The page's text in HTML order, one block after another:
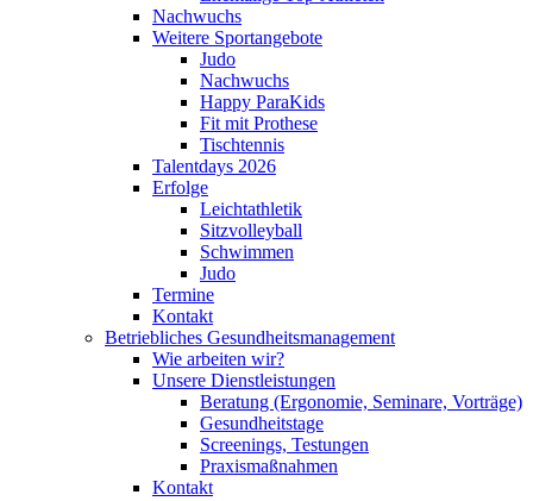
Nachwuchs
Weitere Sportangebote
Judo
Nachwuchs
Happy ParaKids
Fit mit Prothese
Tischtennis
Talentdays 2026
Erfolge
Leichtathletik
Sitzvolleyball
Schwimmen
Judo
Termine
Kontakt
Betriebliches Gesundheits­management
Wie arbeiten wir?
Unsere Dienstleistungen
Beratung (Ergonomie, Seminare, Vorträge)
Gesundheitstage
Screenings, Testungen
Praxismaßnahmen
Kontakt